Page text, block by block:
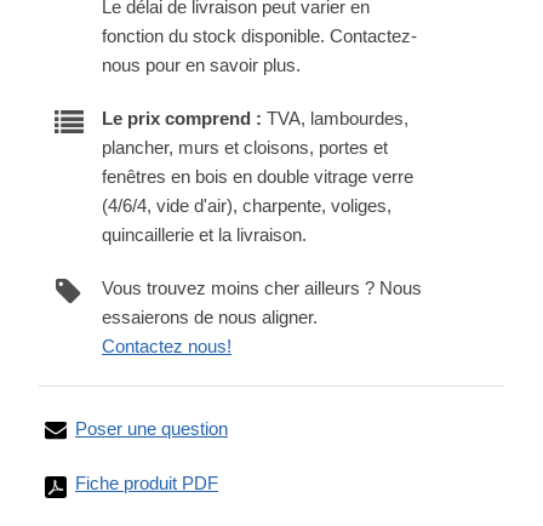
Le délai de livraison peut varier en
fonction du stock disponible. Contactez-
nous pour en savoir plus.
Le prix comprend : TVA, lambourdes,
plancher, murs et cloisons, portes et
fenêtres en bois en double vitrage verre
(4/6/4, vide d'air), charpente, voliges,
quincaillerie et la livraison.
Vous trouvez moins cher ailleurs ? Nous
essaierons de nous aligner.
Contactez nous!
Poser une question
Fiche produit PDF